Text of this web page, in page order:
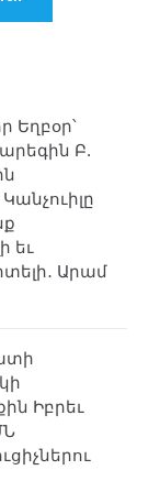
Եղբօր՝
Բ.
եւ
Արամ
Իբրեւ